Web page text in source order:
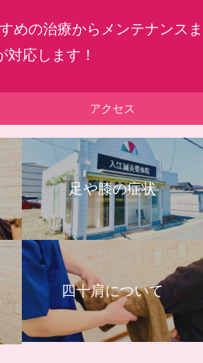
めの治療からメンテナンスま
対応します！
アクセス
足や膝の症状
四十肩について